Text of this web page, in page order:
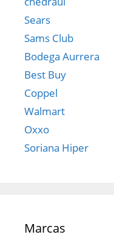
Sears
Sams Club
Bodega Aurrera
Best Buy
Coppel
Walmart
Oxxo
Soriana Hiper
Marcas